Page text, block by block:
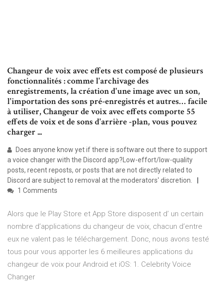
Changeur de voix avec effets est composé de plusieurs
fonctionnalités : comme l'archivage des
enregistrements, la création d'une image avec un son,
l'importation des sons pré-enregistrés et autres… facile
à utiliser, Changeur de voix avec effets comporte 55
effets de voix et de sons d'arrière -plan, vous pouvez
charger ...
Does anyone know yet if there is software out there to support
a voice changer with the Discord app?Low-effort/low-quality
posts, recent reposts, or posts that are not directly related to
Discord are subject to removal at the moderators' discretion.
1 Comments
Alors que le Play Store et App Store disposent d’ un certain
nombre d’applications du changeur de voix, chacun d’entre
eux ne valent pas le téléchargement. Donc, nous avons testé
tous pour vous apporter les 6 meilleures applications du
changeur de voix pour Android et iOS: 1. Celebrity Voice
Changer